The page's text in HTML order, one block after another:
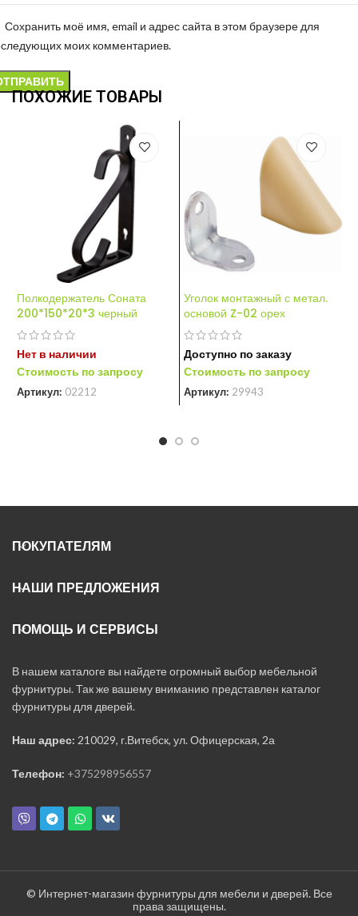
Сохранить моё имя, email и адрес сайта в этом браузере для
моих комментариев.
ПОХОЖИЕ ТОВАРЫ
Полкодержатель Соната
200*150*20*3 черный
Нет в наличии
Стоимость по запросу
Артикул: 02212
Уголок монтажный с метал.
основой Z-02 орех
Доступно по заказу
Стоимость по запросу
Артикул: 29943
ПОКУПАТЕЛЯМ
НАШИ ПРЕДЛОЖЕНИЯ
ПОМОЩЬ И СЕРВИСЫ
В нашем каталоге вы найдете огромный выбор мебельной
фурнитуры. Так же вашему вниманию представлен каталог
фурнитуры для дверей.
Наш адрес: 210029, г.Витебск, ул. Офицерская, 2а
Телефон: +375298956557
© Интернет-магазин фурнитуры для мебели и дверей. Все
права защищены.